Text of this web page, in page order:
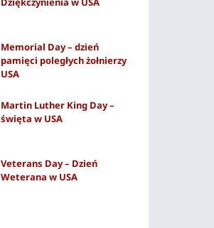
Memorial Day – dzień
pamięci poległych żołnierzy
USA
Martin Luther King Day –
święta w USA
Veterans Day – Dzień
Weterana w USA